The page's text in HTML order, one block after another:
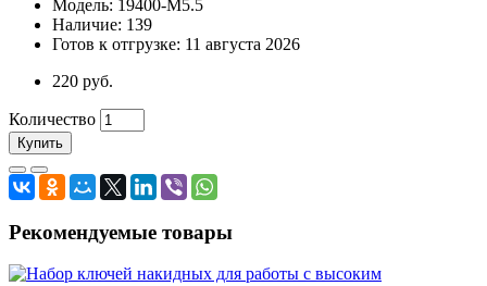
Модель: 19400-M5.5
Наличие: 139
Готов к отгрузке: 11 августа 2026
220 руб.
Количество
Купить
Рекомендуемые товары